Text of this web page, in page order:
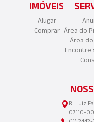
IMÓVEIS
Alugar
Comprar
Área do
Área do
Encontre
R. Luiz
07110-